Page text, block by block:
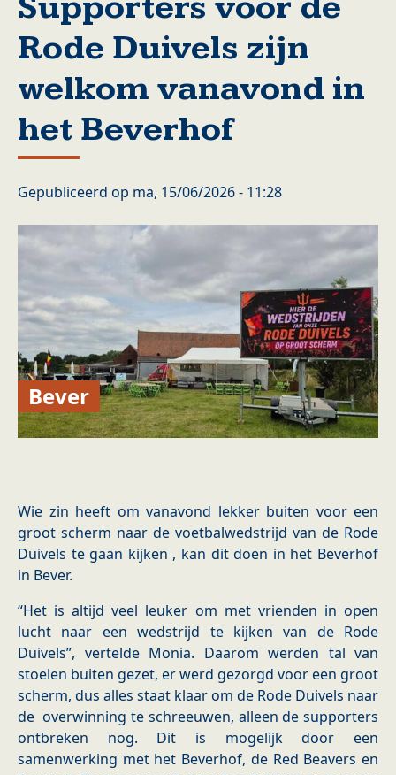
Rode Duivels zijn
welkom vanavond in
het Beverhof
Gepubliceerd op ma, 15/06/2026 - 11:28
Bever
Wie zin heeft om vanavond lekker buiten voor een
groot scherm naar de voetbalwedstrijd van de Rode
Duivels te gaan kijken , kan dit doen in het Beverhof
in Bever.
“Het is altijd veel leuker om met vrienden in open
lucht naar een wedstrijd te kijken van de Rode
Duivels”, vertelde Monia. Daarom werden tal van
stoelen buiten gezet, er werd gezorgd voor een groot
scherm, dus alles staat klaar om de Rode Duivels naar
de overwinning te schreeuwen, alleen de supporters
ontbreken nog. Dit is mogelijk door een
samenwerking met het Beverhof, de Red Beavers en